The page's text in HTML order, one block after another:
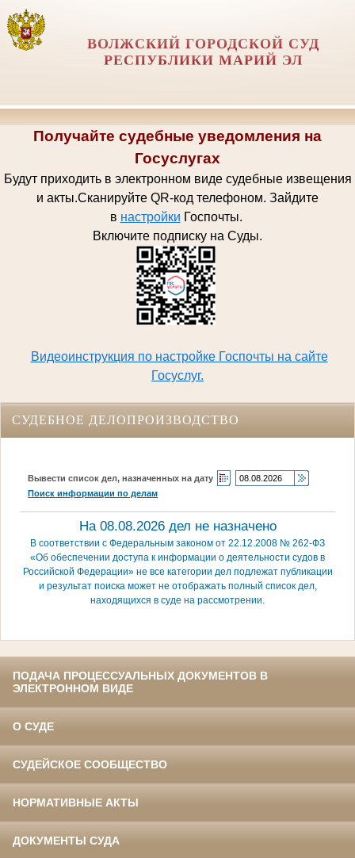
ВОЛЖСКИЙ ГОРОДСКОЙ СУД
РЕСПУБЛИКИ МАРИЙ ЭЛ
Получайте судебные уведомления на
Госуслугах
Будут приходить в электронном виде судебные извещения
и акты.Сканируйте QR-код телефоном. Зайдите
в настройки Госпочты.
Включите подписку на Суды.
Видеоинструкция по настройке Госпочты на сайте
Госуслуг.
СУДЕБНОЕ ДЕЛОПРОИЗВОДСТВО
Вывести список дел, назначенных на дату
Поиск информации по делам
На 08.08.2026 дел не назначено
В соответствии с Федеральным законом от 22.12.2008 № 262-ФЗ
«Об обеспечении доступа к информации о деятельности судов в
Российской Федерации» не все категории дел подлежат публикации
и результат поиска может не отображать полный список дел,
находящихся в суде на рассмотрении.
ПОДАЧА ПРОЦЕССУАЛЬНЫХ ДОКУМЕНТОВ В
ЭЛЕКТРОННОМ ВИДЕ
О СУДЕ
СУДЕЙСКОЕ СООБЩЕСТВО
НОРМАТИВНЫЕ АКТЫ
ДОКУМЕНТЫ СУДА